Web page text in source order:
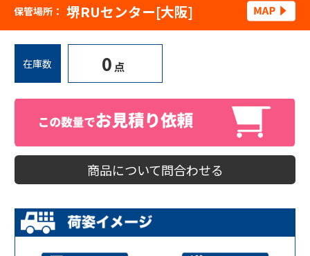
保管場所： 堺RUセンター[大阪]
在庫数 0 点
商品について問合わせる